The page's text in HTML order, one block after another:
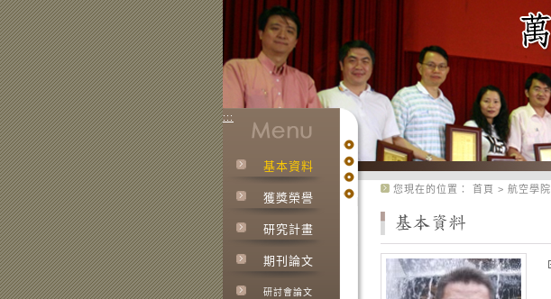
:::
基本資料
獲獎榮譽
研究計畫
期刊論文
研討會論文
您現在的位置： 首頁 > 航空學院